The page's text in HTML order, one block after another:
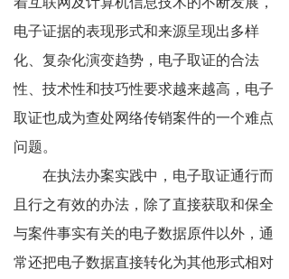
电子证据的表现形式和来源呈现出多样
化、复杂化演变趋势，电子取证的合法
性、技术性和技巧性要求越来越高，电子
取证也成为查处网络传销案件的一个难点
问题。
在执法办案实践中，电子取证通行而
且行之有效的办法，除了直接获取和保全
与案件事实有关的电子数据原件以外，通
常还把电子数据直接转化为其他形式相对